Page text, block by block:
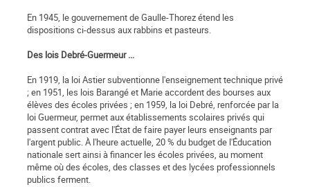
En 1945, le gouvernement de Gaulle-Thorez étend les
dispositions ci-dessus aux rabbins et pasteurs.
Des lois Debré-Guermeur ...
En 1919, la loi Astier subventionne l'enseignement technique privé
; en 1951, les lois Barangé et Marie accordent des bourses aux
élèves des écoles privées ; en 1959, la loi Debré, renforcée par la
loi Guermeur, permet aux établissements scolaires privés qui
passent contrat avec l'État de faire payer leurs enseignants par
l'argent public. À l'heure actuelle, 20 % du budget de l'Éducation
nationale sert ainsi à financer les écoles privées, au moment
même où des écoles, des classes et des lycées professionnels
publics ferment.